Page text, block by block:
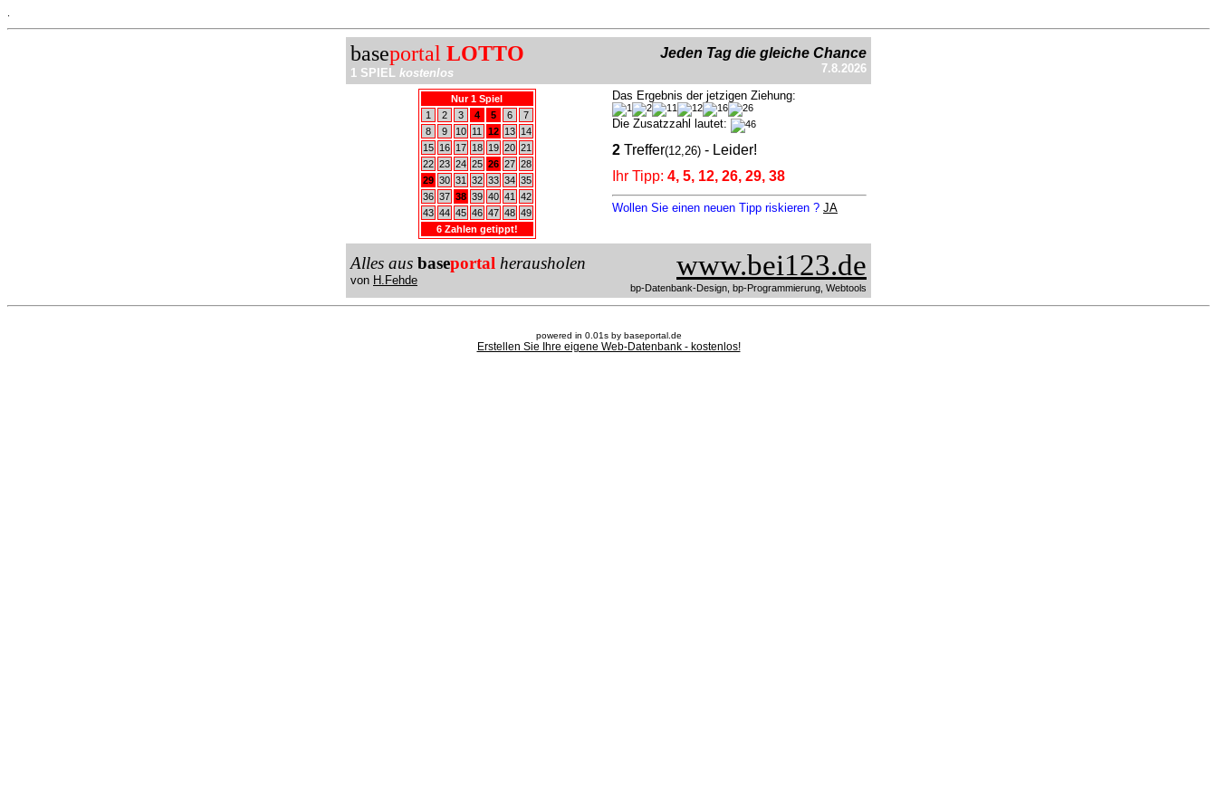
baseportal LOTTO
1 SPIEL kostenlos
Jeden Tag die gleiche Chance
7.8.2026
Nur 1 Spiel
1
2 3 4 5 6
7
8
9 10 11 12 13
14
15
16 17 18 19 20 21
22 23 24 25 26 27 28
29 30 31 32 33 34 35
36 37 38 39 40 41
42
43 44 45 46 47 48 49
6 Zahlen getippt!
Das Ergebnis der jetzigen Ziehung:
Die Zusatzzahl lautet:
2 Treffer(12,26) - Leider!
Ihr Tipp: 4, 5, 12, 26, 29, 38
Wollen Sie einen neuen Tipp riskieren ? JA
Alles aus baseportal herausholen
von H.Fehde www.bei123.de
bp-Datenbank-Design, bp-Programmierung, Webtools
powered in 0.01s by baseportal.de
Erstellen Sie Ihre eigene Web-Datenbank - kostenlos!